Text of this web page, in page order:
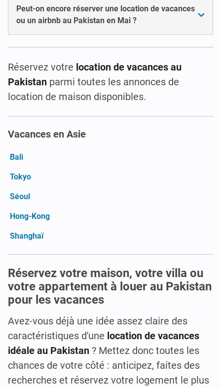
Peut-on encore réserver une location de vacances
ou un airbnb au Pakistan en Mai ?
Réservez votre location de vacances au
Pakistan parmi toutes les annonces de
location de maison disponibles.
Vacances en Asie
Bali
Tokyo
Séoul
Hong-Kong
Shanghaï
Réservez votre maison, votre villa ou
votre appartement à louer au Pakistan
pour les vacances
Avez-vous déjà une idée assez claire des
caractéristiques d'une location de vacances
idéale au Pakistan ? Mettez donc toutes les
chances de votre côté : anticipez, faites des
recherches et réservez votre logement le plus